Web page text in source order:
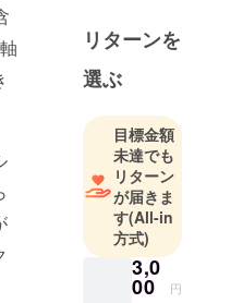
リターンを
選ぶ
目標金額
未達でも
リターン
が届きま
す(All-in
方式)
3,0
00 円